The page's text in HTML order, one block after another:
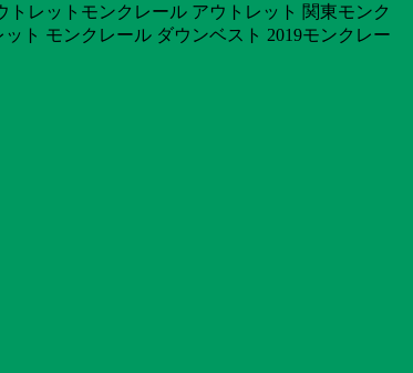
レットモンクレール アウトレット 関東モンク
ト モンクレール ダウンベスト 2019モンクレー